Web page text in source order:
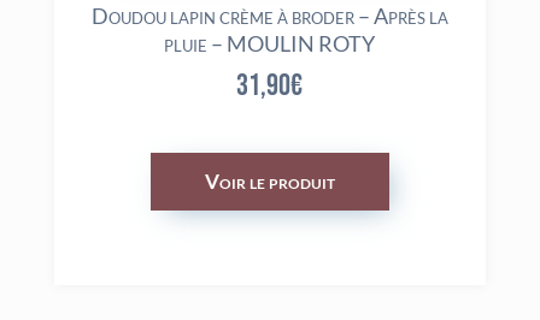
Doudou lapin crème à broder – Après la
pluie – MOULIN ROTY
31,90€
Voir le produit